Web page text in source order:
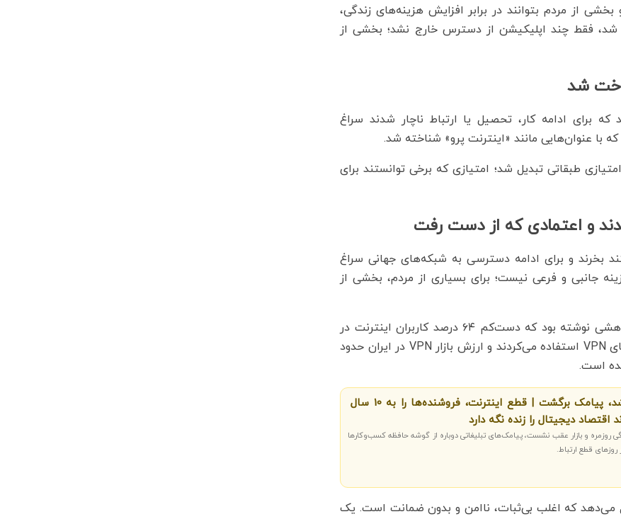
از مردم بتوانند در برابر افزایش هزینه‌های زندگی،
شد، فقط چند اپلیکیشن از دسترس خارج نشد؛ بخشی از
شد
برای ادامه کار، تحصیل یا ارتباط ناچار شدند سراغ
عنوان‌هایی مانند «اینترنت پرو» شناخته شد.
طبقاتی تبدیل شد؛ امتیازی که برخی توانستند برای
و اعتمادی که از دست رفت
بخرند و برای ادامه دسترسی به شبکه‌های جهانی سراغ
جانبی و فرعی نیست؛ برای بسیاری از مردم، بخشی از
گزارش Internet Society به نقل از برآوردهای داخلی و پژوهشی نوشته بود که دست‌کم ۶۴ درصد کاربران اینترنت در
ایران، برای دسترسی به شبکه‌های اجتماعی خارجی از ابزارهای VPN استفاده می‌کردند و ارزش بازار VPN در ایران حدود
اینستاگرام و تلگرام خاموش شد، پیامک‌ برگشت | قطع اینترنت، فروشنده‌ها را به 10 سال
اقتصاد دیجیتال را زنده نگه دارد
روزمره و بازار عقب نشست، پیامک‌های تبلیغاتی دوباره از گوشه حافظه کسب‌وکارها
روزهای قطع ارتباط.
می‌دهد که اغلب بی‌ثبات، ناامن و بدون ضمانت است. یک